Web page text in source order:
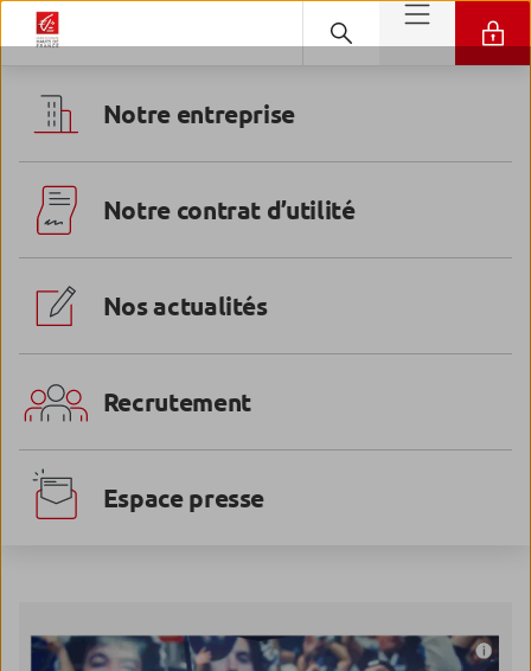
Notre entreprise
Notre contrat d’utilité
Nos actualités
Recrutement
Espace presse